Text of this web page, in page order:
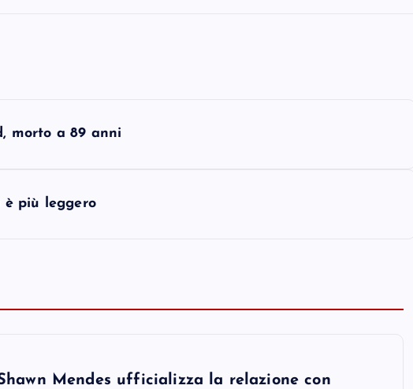
morto a 89 anni
è più leggero
Mendes ufficializza la relazione con